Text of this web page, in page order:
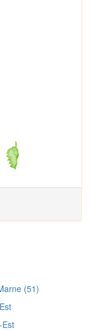
(51)